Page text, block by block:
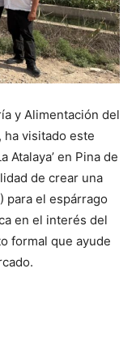
y Alimentación del
ha visitado este
Atalaya’ en Pina de
de crear una
para el espárrago
en el interés del
formal que ayude